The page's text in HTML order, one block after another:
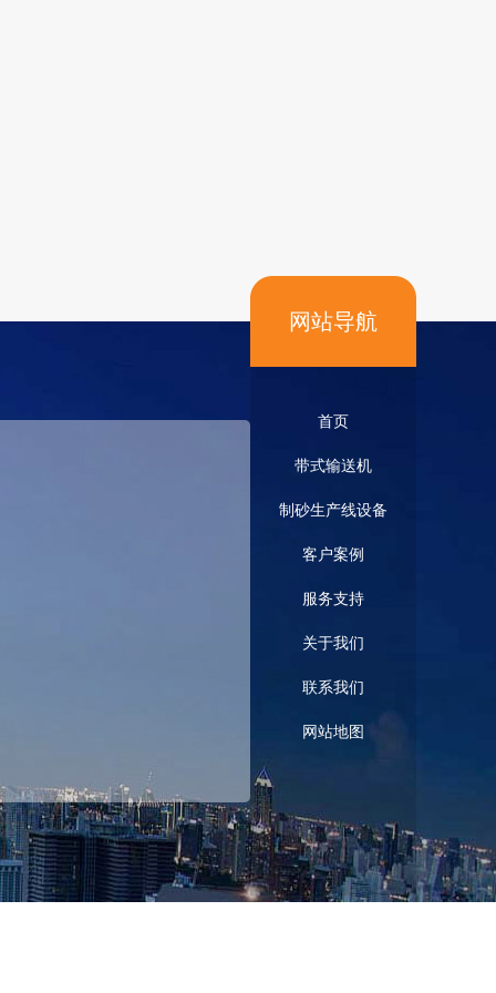
网站导航
首页
带式输送机
制砂生产线设备
客户案例
服务支持
关于我们
联系我们
网站地图